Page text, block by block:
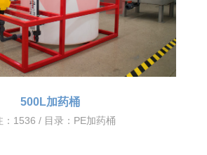
500L加药桶
：1536 / 目录： PE加药桶